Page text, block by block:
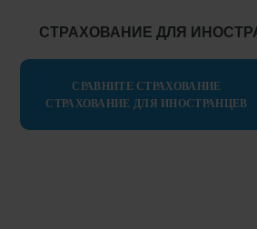
СТРАХОВАНИЕ ДЛЯ
СРАВНИТЕ СТРАХОВАНИЕ
СТРАХОВАНИЕ ДЛЯ ИНОСТРАНЦЕВ